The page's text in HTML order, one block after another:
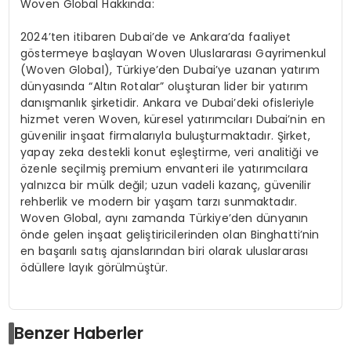
Woven Global Hakkında:
2024’ten itibaren Dubai’de ve Ankara’da faaliyet
göstermeye başlayanWoven Uluslararası Gayrimenkul
(Woven Global), Türkiye’den Dubai’ye uzanan yatırım
dünyasında “Altın Rotalar” oluşturan lider bir yatırım
danışmanlık şirketidir. Ankara ve Dubai’deki ofisleriyle
hizmet verenWoven, küresel yatırımcıları Dubai’nin en
güvenilir inşaat firmalarıyla buluşturmaktadır. Şirket,
yapay zeka destekli konut eşleştirme, veri analitiği ve
özenle seçilmiş premium envanteri ile yatırımcılara
yalnızca bir mülk değil; uzun vadeli kazanç, güvenilir
rehberlik vemodern bir yaşam tarzı sunmaktadır.
Woven Global, aynı zamanda Türkiye’den dünyanın
önde gelen inşaat geliştiricilerinden olan Binghatti’nin
en başarılı satış ajanslarından biri olarak uluslararası
ödüllere layık görülmüştür.
Benzer Haberler